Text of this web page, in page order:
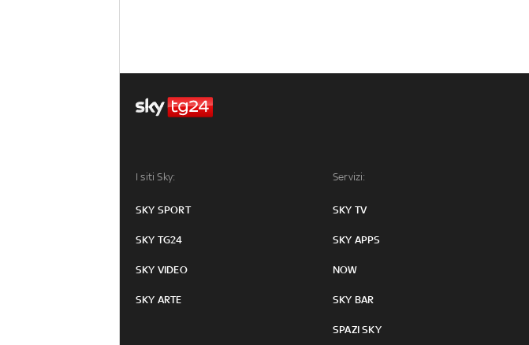
I siti Sky:
SKY SPORT
SKY TG24
SKY VIDEO
SKY ARTE
Servizi:
SKY TV
SKY APPS
NOW
SKY BAR
SPAZI SKY